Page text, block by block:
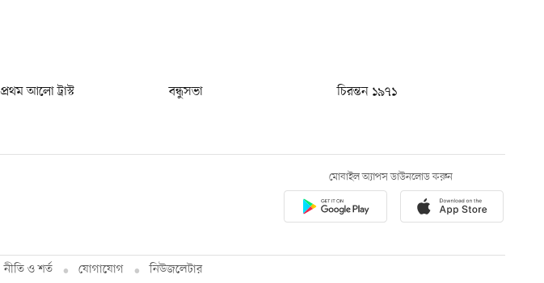
প্রথম আলো ট্রাস্ট বন্ধুসভা
চিরন্তন ১৯৭১
মোবাইল অ্যাপস ডাউনলোড করুন
নীতি ও শর্ত যোগাযোগ নিউজলেটার